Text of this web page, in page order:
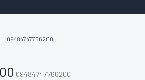
09484747766200
09484747766200